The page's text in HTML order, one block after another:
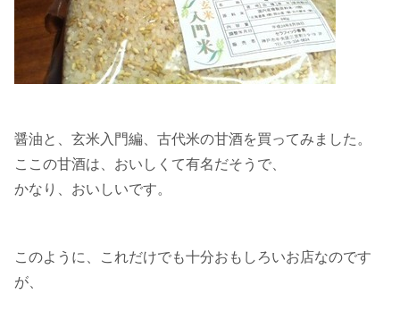
醤油と、玄米入門編、古代米の甘酒を買ってみました。
ここの甘酒は、おいしくて有名だそうで、
かなり、おいしいです。
このように、これだけでも十分おもしろいお店なのです
が、